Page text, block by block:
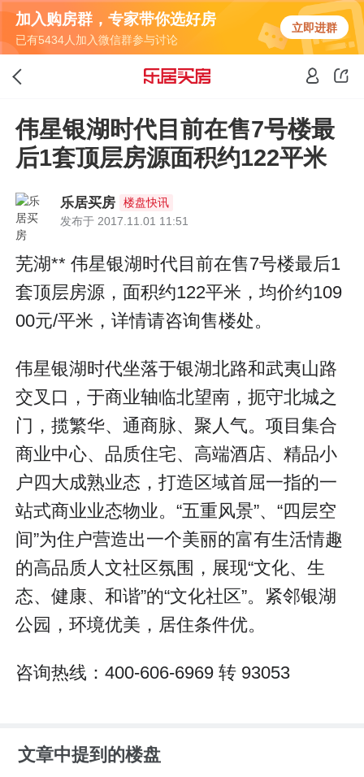
加入购房群，专家带你选好房
已有5434人加入微信群参与讨论
立即进群
伟星银湖时代目前在售7号楼最
后1套顶层房源面积约122平米
乐居买房
楼盘快讯
发布于 2017.11.01 11:51
芜湖** 伟星银湖时代目前在售7号楼最后1
套顶层房源，面积约122平米，均价约109
00元/平米，详情请咨询售楼处。
伟星银湖时代坐落于银湖北路和武夷山路
交叉口，于商业轴临北望南，扼守北城之
门，揽繁华、通商脉、聚人气。项目集合
商业中心、品质住宅、高端酒店、精品小
户四大成熟业态，打造区域首屈一指的一
站式商业业态物业。“五重风景”、“四层空
间”为住户营造出一个美丽的富有生活情趣
的高品质人文社区氛围，展现“文化、生
态、健康、和谐”的“文化社区”。紧邻银湖
公园，环境优美，居住条件优。
咨询热线：400-606-6969 转 93053
文章中提到的楼盘